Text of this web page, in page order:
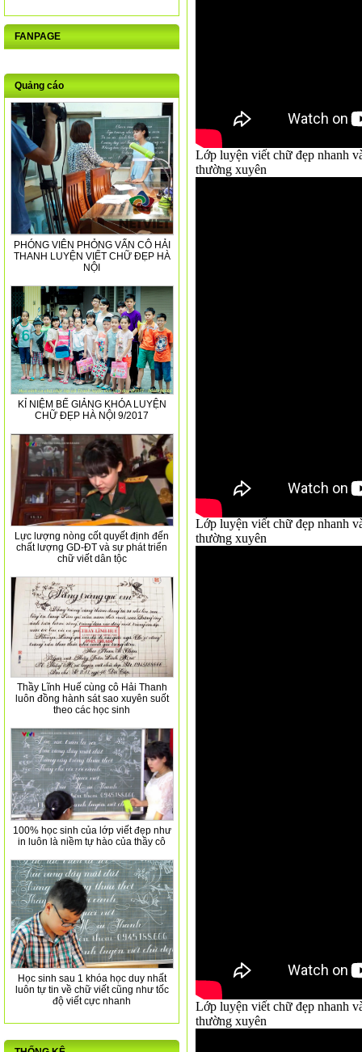
FANPAGE
Quảng cáo
PHÓNG VIÊN PHỎNG VẤN CÔ HẢI
THANH LUYỆN VIẾT CHỮ ĐẸP HÀ
NỘI
KỈ NIỆM BẾ GIẢNG KHÓA LUYỆN
CHỮ ĐẸP HÀ NỘI 9/2017
Lực lượng nòng cốt quyết định đến
chất lượng GD-ĐT và sự phát triển
chữ viết dân tộc
Thầy Lĩnh Huế cùng cô Hải Thanh
luôn đồng hành sát sao xuyên suốt
theo các học sinh
100% học sinh của lớp viết đẹp như
in luôn là niềm tự hào của thầy cô
Học sinh sau 1 khóa học duy nhất
luôn tự tin về chữ viết cũng như tốc
độ viết cực nhanh
Lớp luyện viết chữ đẹp nhanh
thường xuyên
Lớp luyện viết chữ đẹp nhanh
thường xuyên
Lớp luyện viết chữ đẹp nhanh
thường xuyên